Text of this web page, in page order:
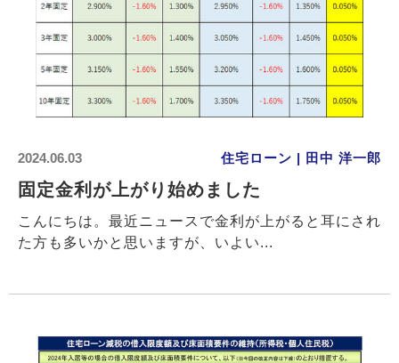
2024.06.03 住宅ローン | 田中 洋一郎
固定金利が上がり始めました
こんにちは。最近ニュースで金利が上がると耳にされ
た方も多いかと思いますが、いよい...